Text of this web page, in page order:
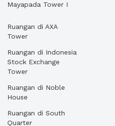
Mayapada Tower I
Ruangan di AXA
Tower
Ruangan di Indonesia
Stock Exchange
Tower
Ruangan di Noble
House
Ruangan di South
Quarter